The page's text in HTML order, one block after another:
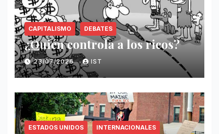
CAPITALISMO DEBATES
¿Quién controla a los ricos?
23/07/2026 IST
ESTADOS UNIDOS INTERNACIONALES